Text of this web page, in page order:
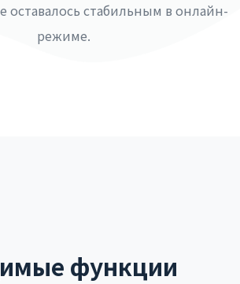
оставалось стабильным в онлайн-
режиме.
функции